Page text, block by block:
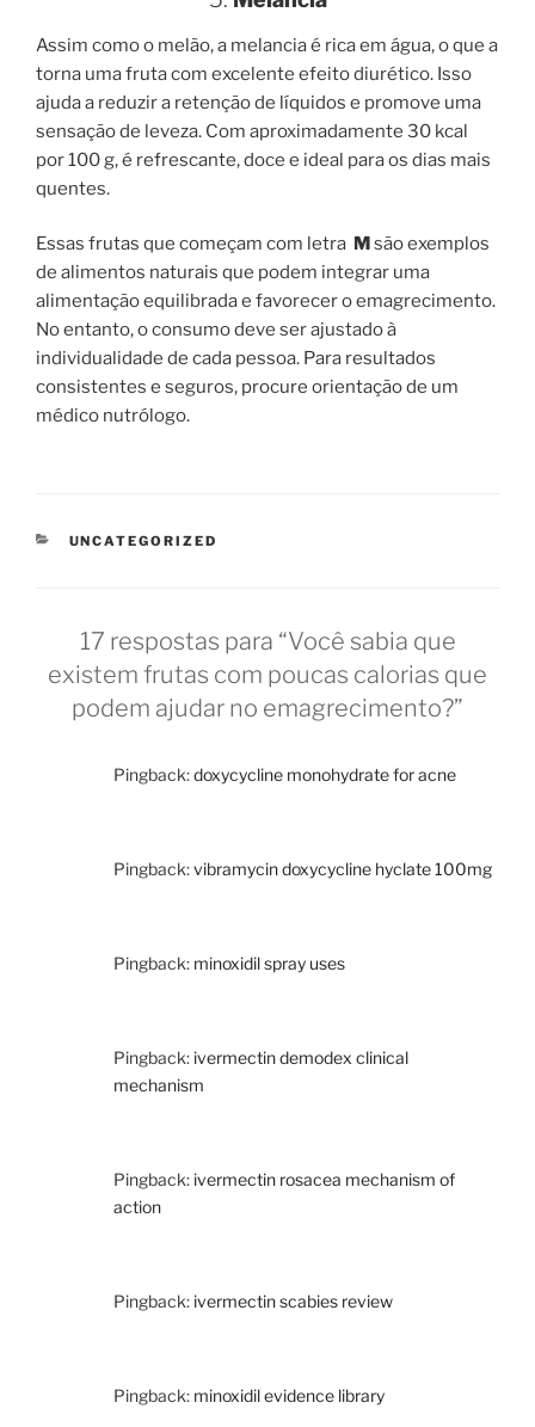
Assim como o melão, a melancia é rica em água, o que a
torna uma fruta com excelente efeito diurético. Isso
ajuda a reduzir a retenção de líquidos e promove uma
sensação de leveza. Com aproximadamente 30 kcal
por 100 g, é refrescante, doce e ideal para os dias mais
quentes.
Essas frutas que começam com letra Msão exemplos
de alimentos naturais que podem integrar uma
alimentação equilibrada e favorecer o emagrecimento.
No entanto, o consumo deve ser ajustado à
individualidade de cada pessoa. Para resultados
consistentes e seguros, procure orientação de um
médico nutrólogo.
CATEGORIAS
UNCATEGORIZED
17 respostas para “Você sabia que
existem frutas com poucas calorias que
podem ajudar no emagrecimento?”
Pingback:doxycycline monohydrate for acne
Pingback:vibramycin doxycycline hyclate 100mg
Pingback: minoxidil spray uses
Pingback: ivermectin demodex clinical
mechanism
Pingback: ivermectin rosacea mechanism of
action
Pingback: ivermectin scabies review
Pingback: minoxidil evidence library